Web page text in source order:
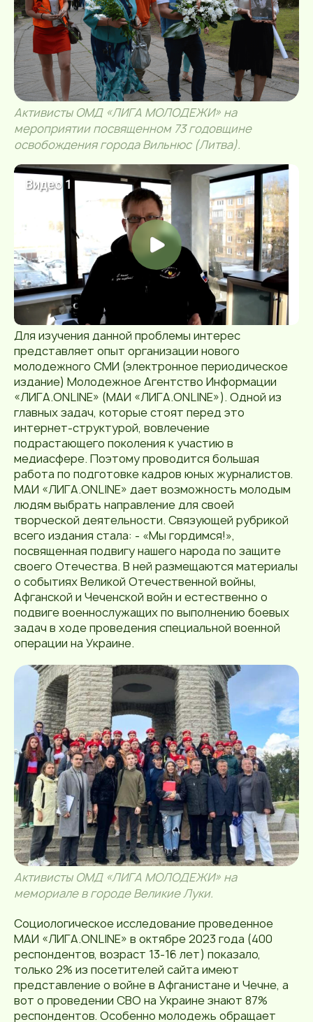
Активисты ОМД «ЛИГА МОЛОДЕЖИ» на
мероприятии посвященном 73 годовщине
освобождения города Вильнюс (Литва).
Для изучения данной проблемы интерес
представляет опыт организации нового
молодежного СМИ (электронное периодическое
издание) Молодежное Агентство Информации
«ЛИГА.ONLINE» (МАИ «ЛИГА.ONLINE»). Одной из
главных задач, которые стоят перед это
интернет-структурой, вовлечение
подрастающего поколения к участию в
медиасфере. Поэтому проводится большая
работа по подготовке кадров юных журналистов.
МАИ «ЛИГА.ONLINE» дает возможность молодым
людям выбрать направление для своей
творческой деятельности. Связующей рубрикой
всего издания стала: - «Мы гордимся!»,
посвященная подвигу нашего народа по защите
своего Отечества. В ней размещаются материалы
о событиях Великой Отечественной войны,
Афганской и Чеченской войн и естественно о
подвиге военнослужащих по выполнению боевых
задач в ходе проведения специальной военной
операции на Украине.
Активисты ОМД «ЛИГА МОЛОДЕЖИ» на
мемориале в городе Великие Луки.
Социологическое исследование проведенное
МАИ «ЛИГА.ONLINE» в октябре 2023 года (400
респондентов, возраст 13-16 лет) показало,
только 2% из посетителей сайта имеют
представление о войне в Афганистане и Чечне, а
вот о проведении СВО на Украине знают 87%
респондентов. Особенно молодежь обращает